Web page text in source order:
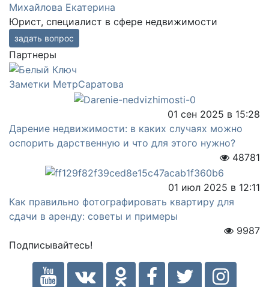
Михайлова Екатерина
Юрист, специалист в сфере недвижимости
задать вопрос
Партнеры
Заметки МетрСаратова
01 сен 2025 в 15:28
Дарение недвижимости: в каких случаях можно
оспорить дарственную и что для этого нужно?
48781
01 июл 2025 в 12:11
Как правильно фотографировать квартиру для
сдачи в аренду: советы и примеры
9987
Подписывайтесь!